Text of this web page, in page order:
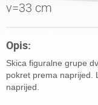
v=33 cm
Opis:
Skica figuralne grupe
pokret prema naprijed.
naprijed.